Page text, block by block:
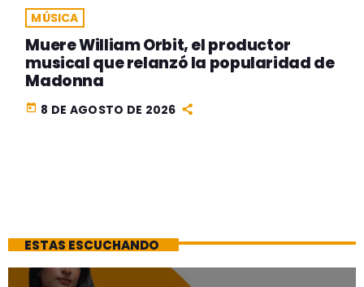
MÚSICA
Muere William Orbit, el productor
musical que relanzó la popularidad de
Madonna
today 8 DE AGOSTO DE 2026
ESTAS ESCUCHANDO